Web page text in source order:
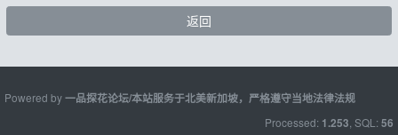
返回
Powered by一品探花论坛/本站服务于北美新加坡，严格遵守当地法律法规
Processed: 1.253 , SQL: 56